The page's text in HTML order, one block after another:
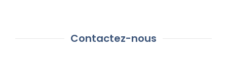
Contactez-nous